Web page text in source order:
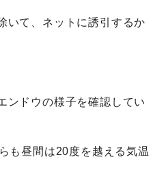
いて、ネットに誘引するか
ンドウの様子を確認してい
も昼間は20度を越える気温